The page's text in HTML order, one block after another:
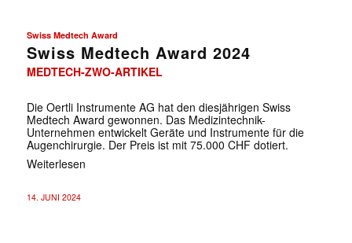
Swiss Medtech Award
Swiss Medtech Award 2024
MEDTECH-ZWO-ARTIKEL
Die Oertli Instrumente AG hat den diesjährigen Swiss
Medtech Award gewonnen. Das Medizintechnik-
Unternehmen entwickelt Geräte und Instrumente für die
Augenchirurgie. Der Preis ist mit 75.000 CHF dotiert.
Weiterlesen
14. JUNI 2024